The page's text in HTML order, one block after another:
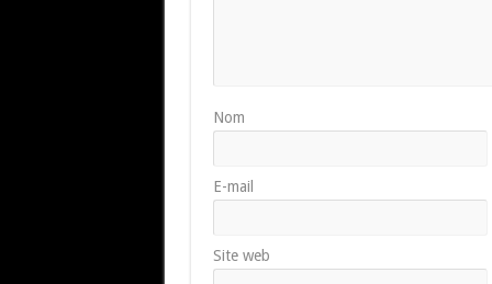
Nom
E-mail
Site web